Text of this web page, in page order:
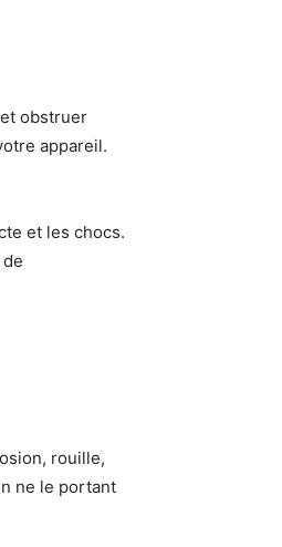
obstruer
appareil.
et les chocs.
rouille,
ne le portant